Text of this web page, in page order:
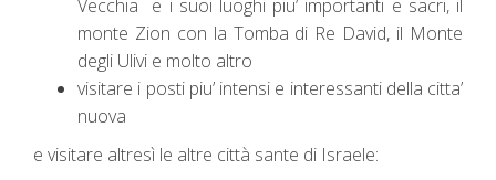
Vecchia e i suoi luoghi piu’ importanti e sacri, il
monte Zion con la Tomba di Re David, il Monte
degli Ulivi e molto altro
visitare i posti piu’ intensi e interessanti della citta’
nuova
e visitare altresì le altre città sante di Israele: